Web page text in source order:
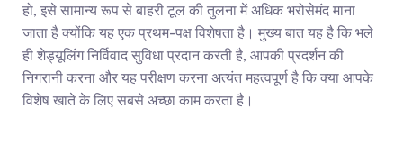
हो, इसे सामान्य रूप से बाहरी टूल की तुलना में अधिक भरोसेमंद माना
जाता है क्योंकि यह एक प्रथम-पक्ष विशेषता है। मुख्य बात यह है कि भले
ही शेड्यूलिंग निर्विवाद सुविधा प्रदान करती है, आपकी प्रदर्शन की
निगरानी करना और यह परीक्षण करना अत्यंत महत्वपूर्ण है कि क्या आपके
विशेष खाते के लिए सबसे अच्छा काम करता है।